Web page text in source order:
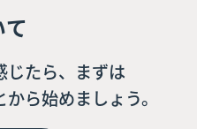
じたら、まずは
ら始めましょう。